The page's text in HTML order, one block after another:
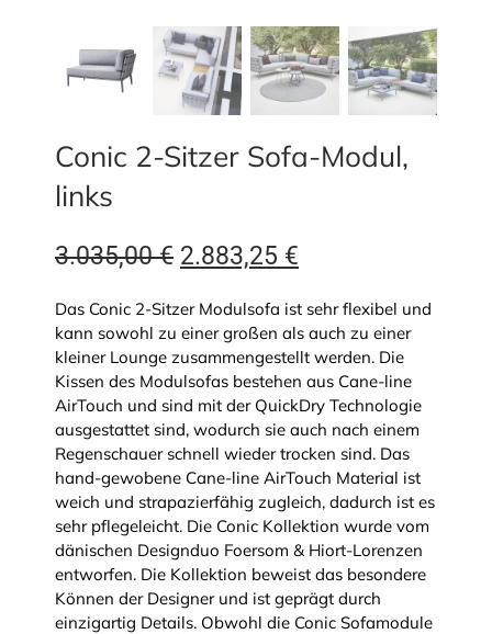
Conic 2-Sitzer Sofa-Modul,
links
3.035,00€ Ursprünglicher
war:
3.035,00 €
2.883,25 €Aktueller
ist:
2.883,25 €.
Das Conic 2-Sitzer Modulsofa ist sehr flexibel und
kann sowohl zu einer großen als auch zu einer
kleiner Lounge zusammengestellt werden. Die
Kissen des Modulsofas bestehen aus Cane-line
AirTouch und sind mit der QuickDry Technologie
ausgestattet sind, wodurch sie auch nach einem
Regenschauer schnell wieder trocken sind. Das
hand-gewobene Cane-line AirTouch Material ist
weich und strapazierfähig zugleich, dadurch ist es
sehr pflegeleicht. Die Conic Kollektion wurde vom
dänischen Designduo Foersom & Hiort-Lorenzen
entworfen. Die Kollektion beweist das besondere
Können der Designer und ist geprägt durch
einzigartig Details. Obwohl die Conic Sofamodule